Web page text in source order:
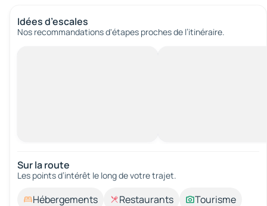
Idées d’escales
Nos recommandations d'étapes proches de l’itinéraire.
Sur la route
Les points d’intérêt le long de votre trajet.
Hébergements Restaurants
Tourisme